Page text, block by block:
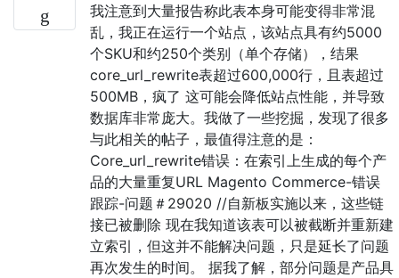
我注意到大量报告称此表本身可能变得非常混
乱，我正在运行一个站点，该站点具有约5000
个SKU和约250个类别（单个存储），结果
core_url_rewrite表超过600,000行，且表超过
500MB，疯了 这可能会降低站点性能，并导致
数据库非常庞大。我做了一些挖掘，发现了很多
与此相关的帖子，最值得注意的是：
Core_url_rewrite错误：在索引上生成的每个产
品的大量重复URL Magento Commerce-错误
跟踪-问题＃29020 //自新板实施以来，这些链
接已被删除 现在我知道该表可以被截断并重新建
立索引，但这并不能解决问题，只是延长了问题
再次发生的时间。 据我了解，部分问题是产品具